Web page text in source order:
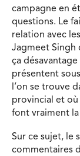
campagne en
questions. Le
relation avec
Jagmeet Singh
ça
présentent
l’on se trouve
provincial et
font vraiment
Sur ce sujet, le
commentaires